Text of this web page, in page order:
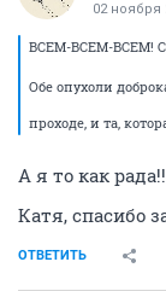
02 ноября
ВСЕМ-ВСЕМ-ВСЕМ!
Обе опухоли
проходе, и та,
А я то как
Катя, спасибо
ОТВЕТИТЬ